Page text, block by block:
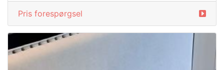
Pris forespørgsel